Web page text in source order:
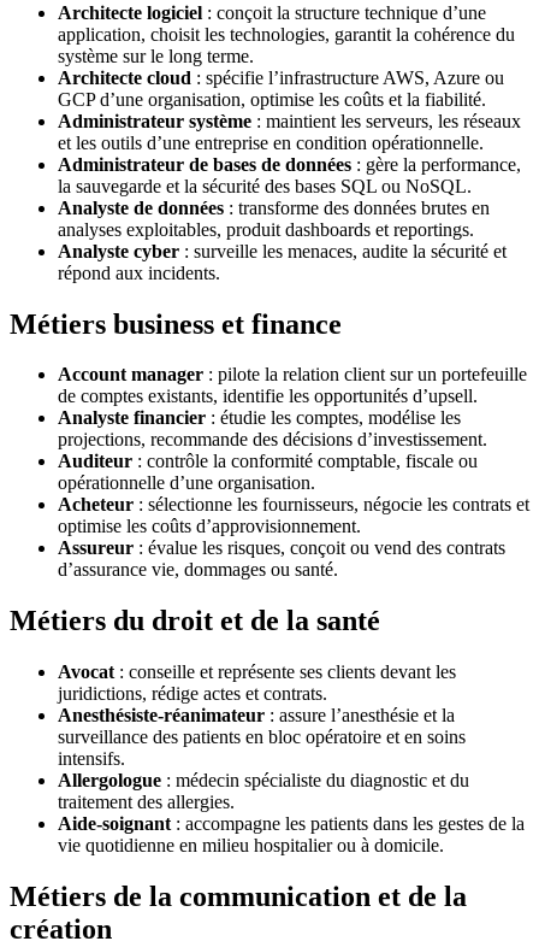
Architecte logiciel : conçoit la structure technique d’une
application, choisit les technologies, garantit la cohérence du
système sur le long terme.
Architecte cloud : spécifie l’infrastructure AWS, Azure ou
GCP d’une organisation, optimise les coûts et la fiabilité.
Administrateur système : maintient les serveurs, les réseaux
et les outils d’une entreprise en condition opérationnelle.
Administrateur de bases de données : gère la performance,
la sauvegarde et la sécurité des bases SQL ou NoSQL.
Analyste de données : transforme des données brutes en
analyses exploitables, produit dashboards et reportings.
Analyste cyber : surveille les menaces, audite la sécurité et
répond aux incidents.
Métiers business et finance
Account manager : pilote la relation client sur un portefeuille
de comptes existants, identifie les opportunités d’upsell.
Analyste financier : étudie les comptes, modélise les
projections, recommande des décisions d’investissement.
Auditeur : contrôle la conformité comptable, fiscale ou
opérationnelle d’une organisation.
Acheteur : sélectionne les fournisseurs, négocie les contrats et
optimise les coûts d’approvisionnement.
Assureur : évalue les risques, conçoit ou vend des contrats
d’assurance vie, dommages ou santé.
Métiers du droit et de la santé
Avocat : conseille et représente ses clients devant les
juridictions, rédige actes et contrats.
Anesthésiste-réanimateur : assure l’anesthésie et la
surveillance des patients en bloc opératoire et en soins
intensifs.
Allergologue : médecin spécialiste du diagnostic et du
traitement des allergies.
Aide-soignant : accompagne les patients dans les gestes de la
vie quotidienne en milieu hospitalier ou à domicile.
Métiers de la communication et de la
création